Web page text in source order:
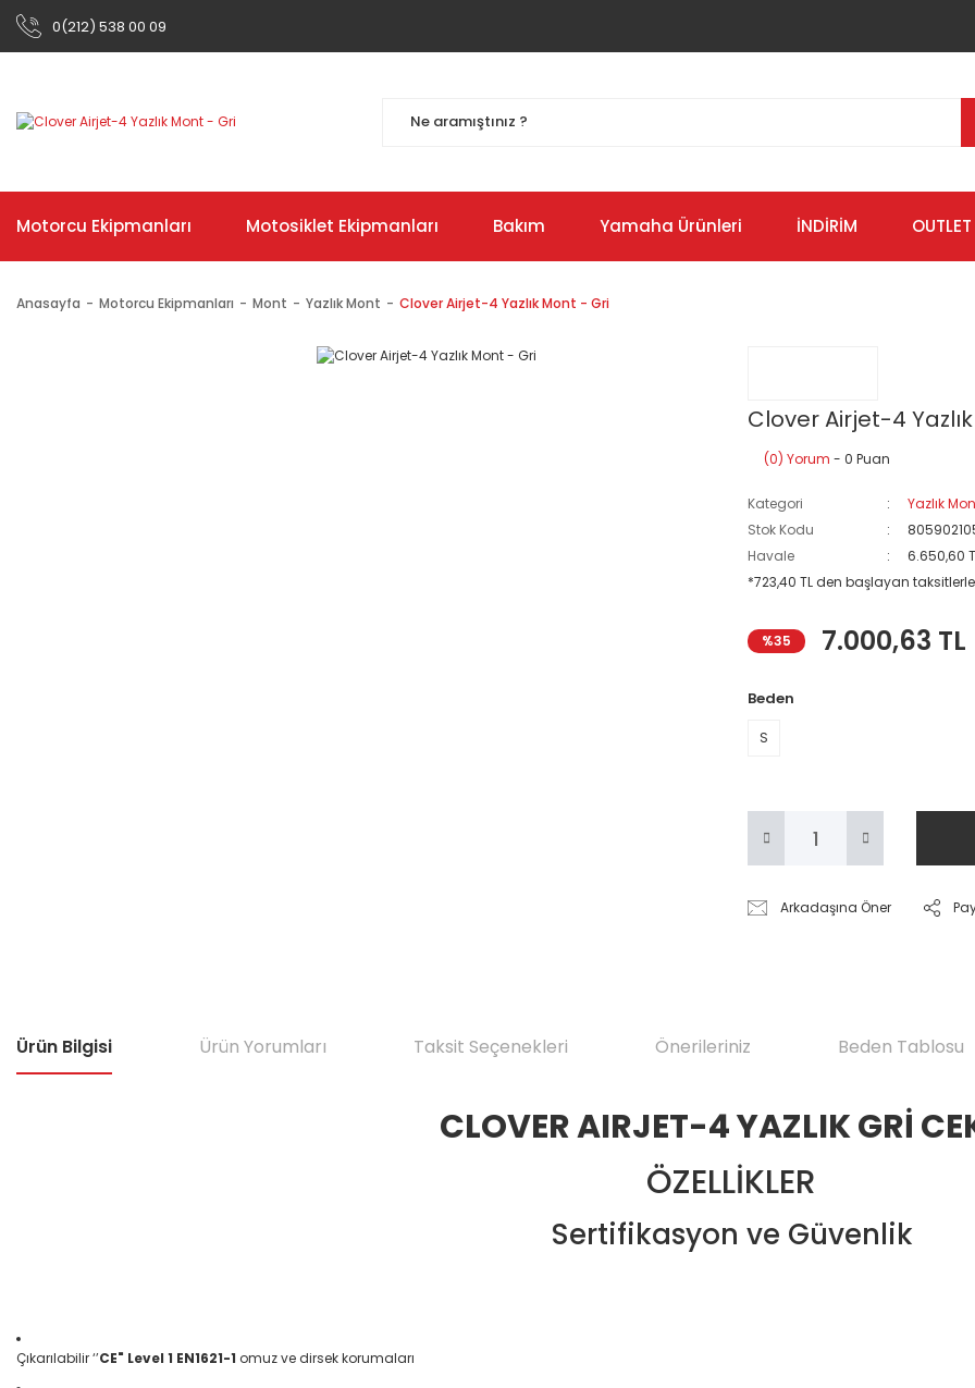
0(212) 538 00 09
Motorcu Ekipmanları Motosiklet Ekipmanları Bakım Yamaha Ürünleri İNDİRİM OUTLET
Anasayfa Motorcu Ekipmanları Mont Yazlık Mont Clover Airjet-4 Yazlık Mont - Gri
Clover Airjet-4
(0) Yorum - 0 Puan
Kategori
Yazlık
Stok Kodu
Havale
6.650,60
*723,40 TL den başlayan
%35 7.000,63 TL
Beden
S
Arkadaşına Öner
Ürün Bilgisi Ürün Yorumları Taksit Seçenekleri Önerileriniz Beden Tablosu
CLOVER AIRJET-4 YAZLIK GRİ
ÖZELLİKLER
Sertifikasyon ve Güvenlik
Çıkarılabilir ‘’CE" Level 1 EN1621-1 omuz ve dirsek korumaları